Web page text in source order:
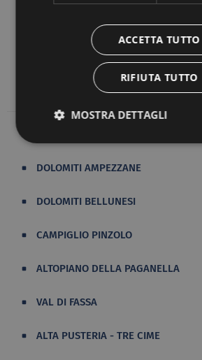
struttura museale, che si occupa
Dolomiti, è ospitata all'interno di
utilizzato durante la guerra.
DOLOMITI AMPEZZANE
DOLOMITI BELLUNESI
CAMPIGLIO PINZOLO
ALTOPIANO DELLA PAGANELLA
VAL DI FASSA
ALTA PUSTERIA - TRE CIME
ACCETTA TUTTO
RIFIUTA TUTTO
MOSTRA DETTAGLI